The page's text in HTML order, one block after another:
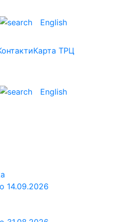
English
Карта ТРЦ
English
14.09.2026